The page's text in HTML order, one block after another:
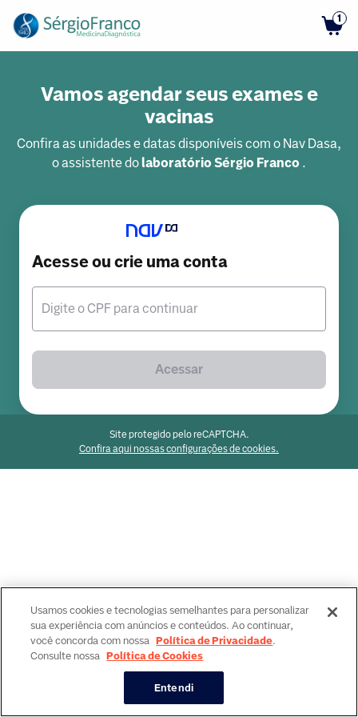
1
Vamos agendar seus exames e
vacinas
Confira as unidades e datas disponíveis com o Nav Dasa,
o assistente dolaboratório Sérgio Franco .
Acesse ou crie uma conta
Digite o CPF para continuar
Acessar
Site protegido pelo reCAPTCHA.
Confira aqui nossas configurações de cookies.
Usamos cookies e tecnologias semelhantes para personalizar
sua experiência com anúncios e conteúdos. Ao continuar,
você concorda com nossa Política de Privacidade.
Consulte nossa Política de Cookies
Entendi